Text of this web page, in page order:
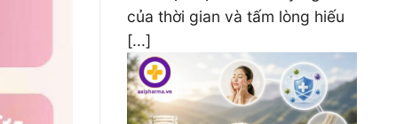
của thời gian và tấm lòng hiếu
[...]